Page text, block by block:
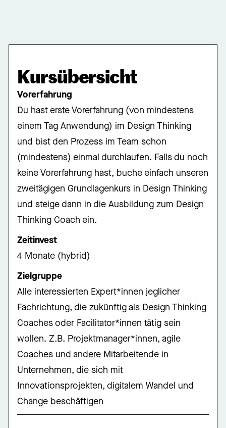
Kursübersicht
Vorerfahrung
Du hast erste Vorerfahrung (von mindestens
einem Tag Anwendung) im Design Thinking
und bist den Prozess im Team schon
(mindestens) einmal durchlaufen. Falls du noch
keine Vorerfahrung hast, buche einfach unseren
zweitägigen Grundlagenkurs in Design Thinking
und steige dann in die Ausbildung zum Design
Thinking Coach ein.
Zeitinvest
4 Monate (hybrid)
Zielgruppe
Alle interessierten Expert*innen jeglicher
Fachrichtung, die zukünftig als Design Thinking
Coaches oder Facilitator*innen tätig sein
wollen. Z.B. Projektmanager*innen, agile
Coaches und andere Mitarbeitende in
Unternehmen, die sich mit
Innovationsprojekten, digitalem Wandel und
Change beschäftigen